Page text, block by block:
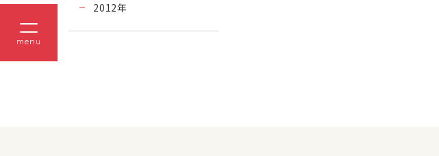
menu
2012年